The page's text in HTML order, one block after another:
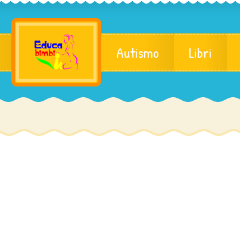
Autismo Libri